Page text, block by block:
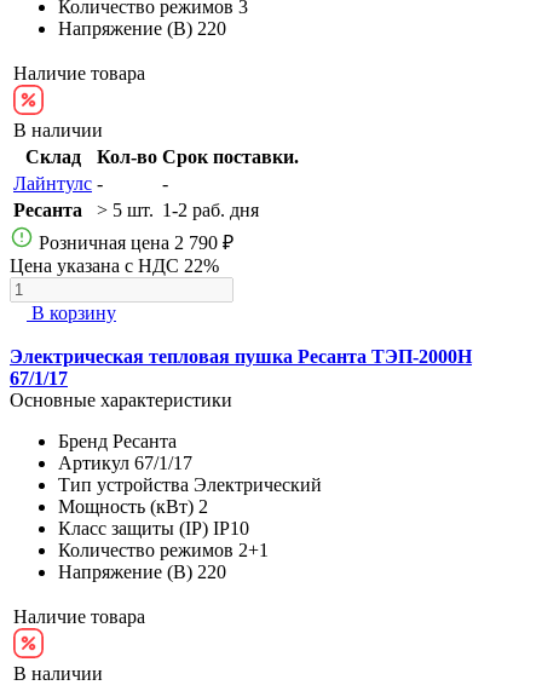
Количество режимов 3
Напряжение (В) 220
Наличие товара
В наличии
Склад
Кол-во Срок поставки.
Лайнтулс -
-
Ресанта
> 5 шт. 1-2 раб. дня
Розничная цена 2 790 ₽
Цена указана с НДС 22%
В корзину
Электрическая тепловая пушка Ресанта ТЭП-2000Н
67/1/17
Основные характеристики
Бренд Ресанта
Артикул 67/1/17
Тип устройства Электрический
Мощность (кВт) 2
Класс защиты (IP) IP10
Количество режимов 2+1
Напряжение (В) 220
Наличие товара
В наличии